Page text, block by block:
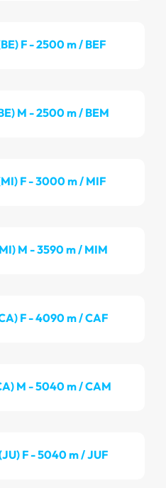
F - 2500 m / BEF
M - 2500 m / BEM
F - 3000 m / MIF
M - 3590 m / MIM
F - 4090 m / CAF
M - 5040 m / CAM
F - 5040 m / JUF